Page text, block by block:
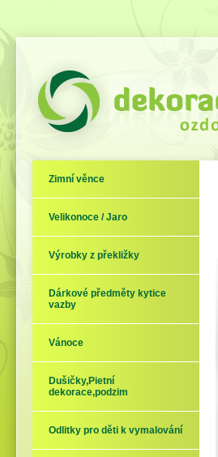
Zimní věnce
Velikonoce / Jaro
Výrobky z překližky
Dárkové předměty kytice
vazby
Vánoce
Dušičky,Pietní
dekorace,podzim
Odlitky pro děti k vymalování